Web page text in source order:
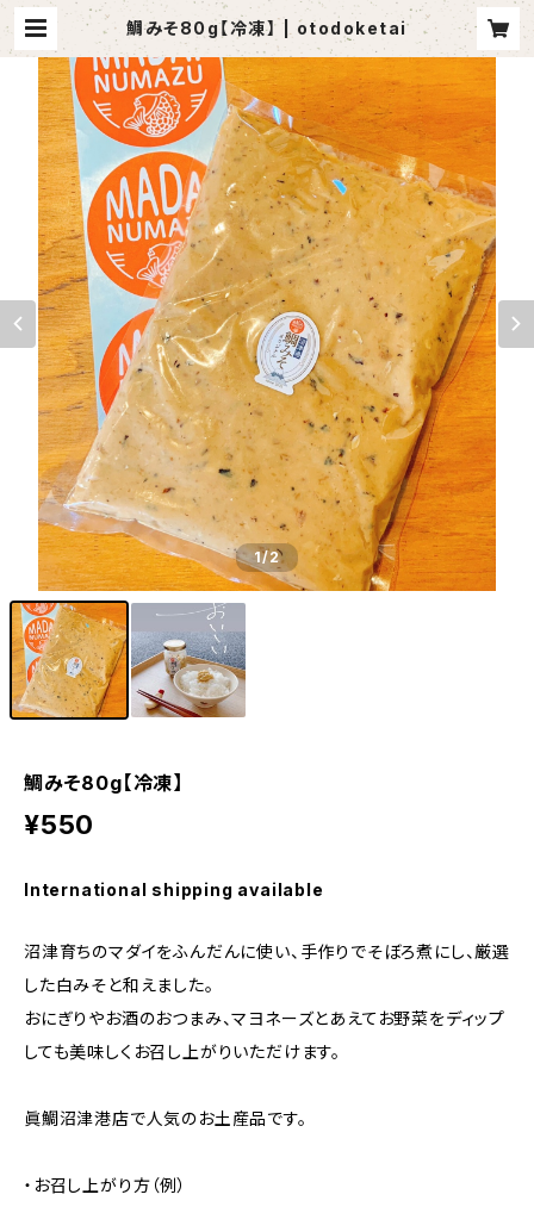
鯛みそ80g【冷凍】 | otodoketai
1/2
鯛みそ80g【冷凍】
¥550
International shipping available
沼津育ちのマダイをふんだんに使い、手作りでそぼろ煮にし、厳選
した白みそと和えました。
おにぎりやお酒のおつまみ、マヨネーズとあえてお野菜をディップ
しても美味しくお召し上がりいただけます。
眞鯛沼津港店で人気のお土産品です。
・お召し上がり方（例）